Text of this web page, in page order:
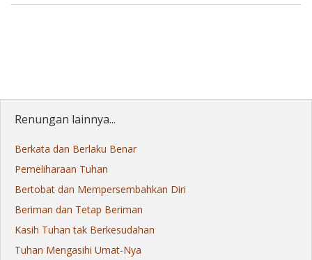
Renungan lainnya...
Berkata dan Berlaku Benar
Pemeliharaan Tuhan
Bertobat dan Mempersembahkan Diri
Beriman dan Tetap Beriman
Kasih Tuhan tak Berkesudahan
Tuhan Mengasihi Umat-Nya